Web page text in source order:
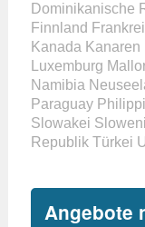
Dominikanische
Finnland
Kanada Kanaren
Luxemburg
Namibia
Paraguay
Slowakei
Republik Türkei
Angebote